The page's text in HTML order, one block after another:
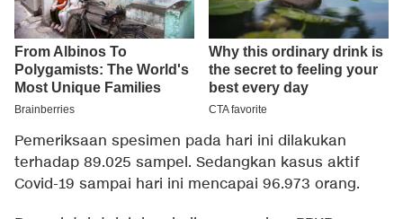
Pemeriksaan spesimen pada hari ini dilakukan
terhadap 89.025 sampel. Sedangkan kasus aktif
Covid-19 sampai hari ini mencapai 96.973 orang.